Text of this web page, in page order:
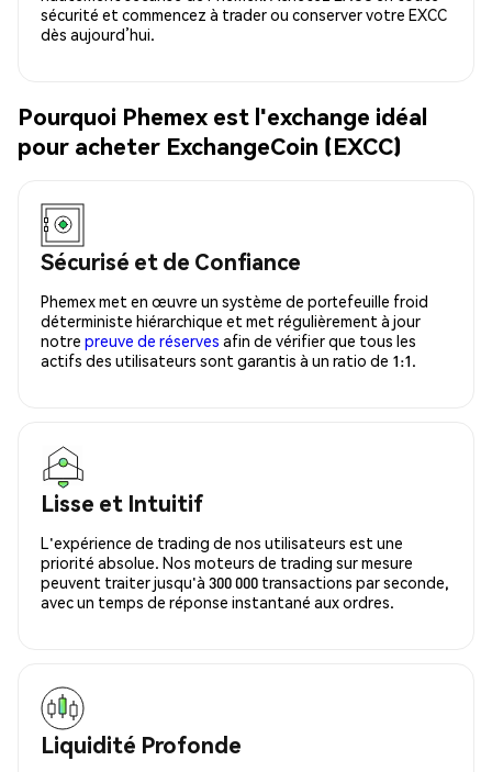
sécurité et commencez à trader ou conserver votre EXCC
dès aujourd’hui.
Pourquoi Phemex est l'exchange idéal
pour acheter ExchangeCoin (EXCC)
Sécurisé et de Confiance
Phemex met en œuvre un système de portefeuille froid
déterministe hiérarchique et met régulièrement à jour
notre preuve de réserves afin de vérifier que tous les
actifs des utilisateurs sont garantis à un ratio de 1:1.
Lisse et Intuitif
L'expérience de trading de nos utilisateurs est une
priorité absolue. Nos moteurs de trading sur mesure
peuvent traiter jusqu'à 300 000 transactions par seconde,
avec un temps de réponse instantané aux ordres.
Liquidité Profonde